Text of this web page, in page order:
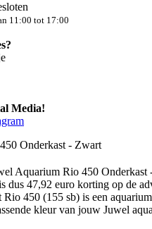
11:00 tot 17:00
Media!
Aquarium Rio 450 Onderkast
dus 47,92 euro korting op de
450 (155 sb) is een
kleur van jouw Juwel